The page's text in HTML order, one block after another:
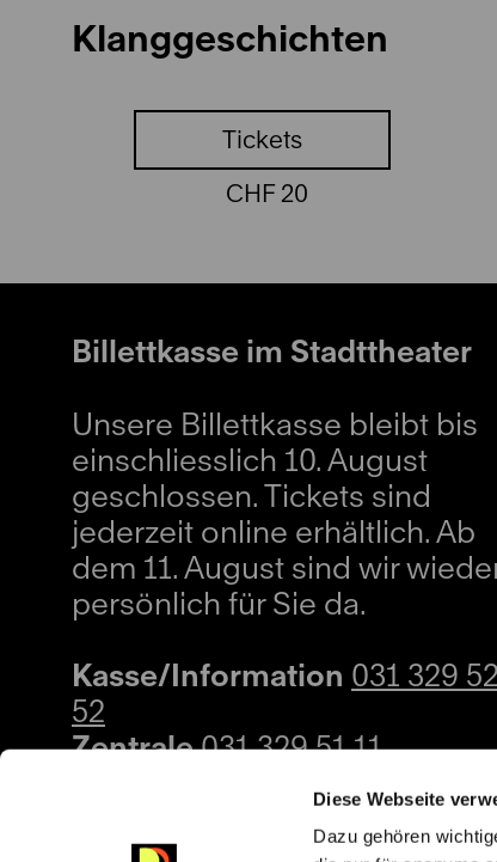
Diese Webseite
Dazu gehören
Klanggeschichten
Tickets
CHF 20
Billettkasse im Stadttheater
Unsere Billettkasse bleibt bis
einschliesslich 10. August
geschlossen. Tickets sind
jederzeit online erhältlich. Ab
dem 11. August sind wir
persönlich für Sie da.
Kasse/Information 031 329 52
52
Zentrale 031 329 51 11
kasse@buehnenbern.ch